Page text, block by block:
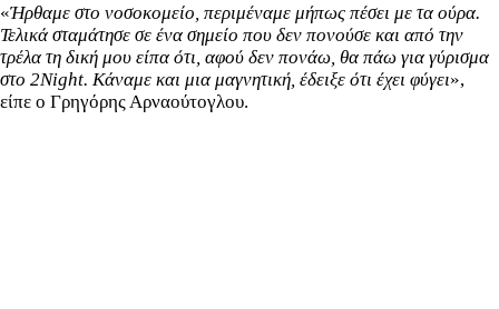
«Ήρθαμε στο νοσοκομείο, περιμέναμε μήπως πέσει με τα ούρα.
Τελικά σταμάτησε σε ένα σημείο που δεν πονούσε και από την
τρέλα τη δική μου είπα ότι, αφού δεν πονάω, θα πάω για γύρισμα
στο 2Night. Κάναμε και μια μαγνητική, έδειξε ότι έχει φύγει»,
είπε ο Γρηγόρης Αρναούτογλου.